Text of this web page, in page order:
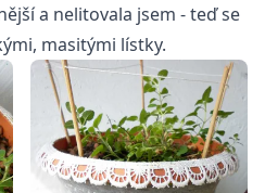
a nelitovala jsem - teď se
masitými lístky.